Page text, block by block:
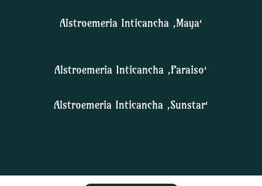
Alstroemeria Inticancha ‚Maya‘
Alstroemeria Inticancha ‚Paraiso‘
Alstroemeria Inticancha ‚Sunstar‘